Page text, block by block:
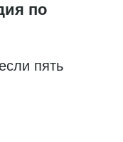
по
пять